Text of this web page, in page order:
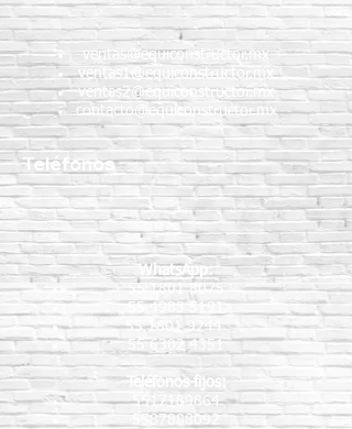
ventas@equiconstructor.mx
ventas1@equiconstructor.mx
ventas2@equiconstructor.mx
contacto@equiconstructor.mx
Teléfonos
WhatsApp:
55 1801 8075
55 4983 5191
55 1801 9244
55 6302 4351
Teléfonos fijos:
5517189864
5587888092